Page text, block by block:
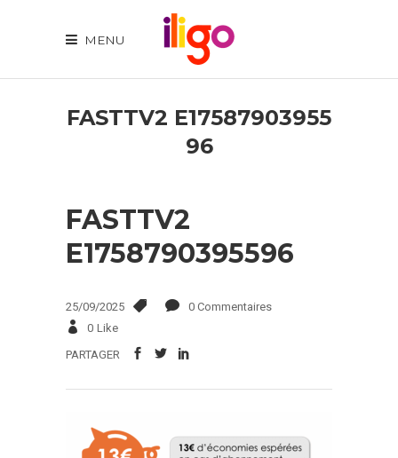
MENU
FASTTV2 E17587903955
96
FASTTV2
E1758790395596
25/09/2025
0 Commentaires
0 Like
PARTAGER